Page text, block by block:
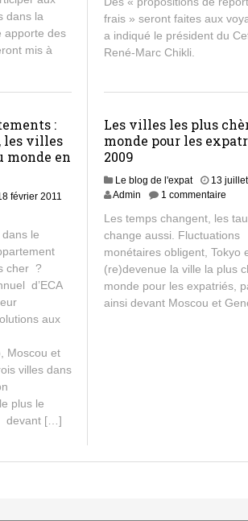
dans la
apporte des
mis à
frais » seront faites aux
a indiqué le président du
René-Marc Chikli.
:
les villes
monde en
février 2011
le
cher ?
d’ECA
aux
Moscou et
villes dans
plus le
devant […]
Les villes les plus
monde pour les
2009
Le blog de l'expat
13
Admin
1 commentaire
Les temps changent, les
change aussi. Fluctuations
monétaires obligent, Tokyo
(re)devenue la ville la plus
monde pour les expatriés,
ainsi devant Moscou et